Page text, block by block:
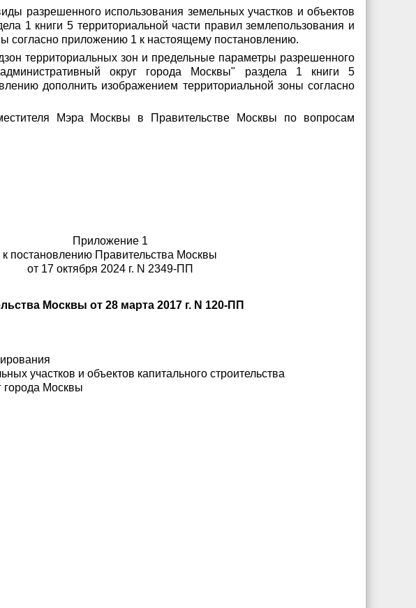
разрешенного использования земельных участков и объектов
1 книги 5 территориальной части правил землепользования и
согласно приложению 1 к настоящему постановлению.
территориальных зон и предельные параметры разрешенного
административный округ города Москвы" раздела 1 книги 5
дополнить изображением территориальной зоны согласно
Мэра Москвы в Правительстве Москвы по вопросам
Приложение 1
к постановлению Правительства Москвы
от 17 октября 2024 г. N 2349-ПП
Москвы от 28 марта 2017 г. N 120-ПП
участков и объектов капитального строительства
города Москвы